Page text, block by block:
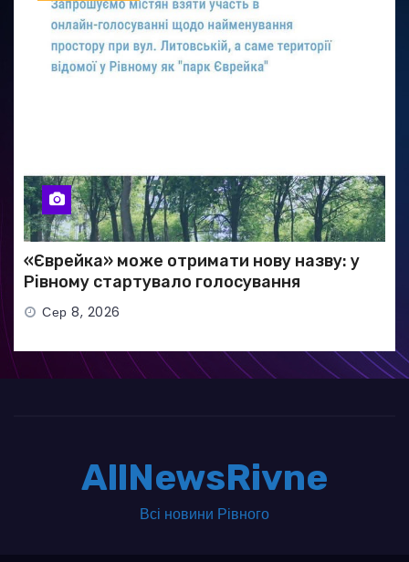
«Єврейка» може отримати нову назву: у
Рівному стартувало голосування
Сер 8, 2026
AllNewsRivne
Всі новини Рівного